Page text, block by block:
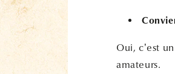
Oui, c’est
amateurs.